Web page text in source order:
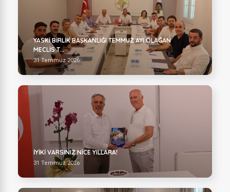
YASKİ BİRLİK BAŞKANLIĞI TEMMUZ AYI OLAĞAN
MECLİS T...
31 Temmuz 2026
İYİKİ VARSINIZ NİCE YILLARA!
31 Temmuz 2026